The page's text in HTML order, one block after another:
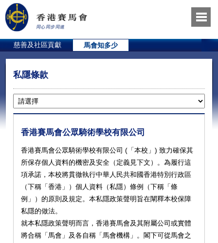
慈善及社區貢獻 馬會知多少
私隱條款
香港賽馬會公眾騎術學校有限公司
香港賽馬會公眾騎術學校有限公司 (「本校」) 致力確保其
所保存個人資料的機密及安全（定義見下文）。為履行這
項承諾，本校將貫徹執行中華人民共和國香港特別行政區
（下稱「香港」）個人資料（私隱）條例（下稱「條
例」）的原則及規定。本私隱政策聲明旨在闡釋本校保障
私隱的做法。
就本私隱政策聲明而言，香港賽馬會及其附屬公司或實體
將合稱「馬會」及各自稱「馬會機構」。閣下可從馬會之